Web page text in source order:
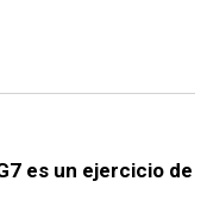
es un ejercicio de